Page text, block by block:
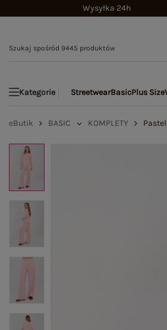
Wysyłka 24h
Kategorie StreetwearBasicPlus Size
eButik BASIC KOMPLETY